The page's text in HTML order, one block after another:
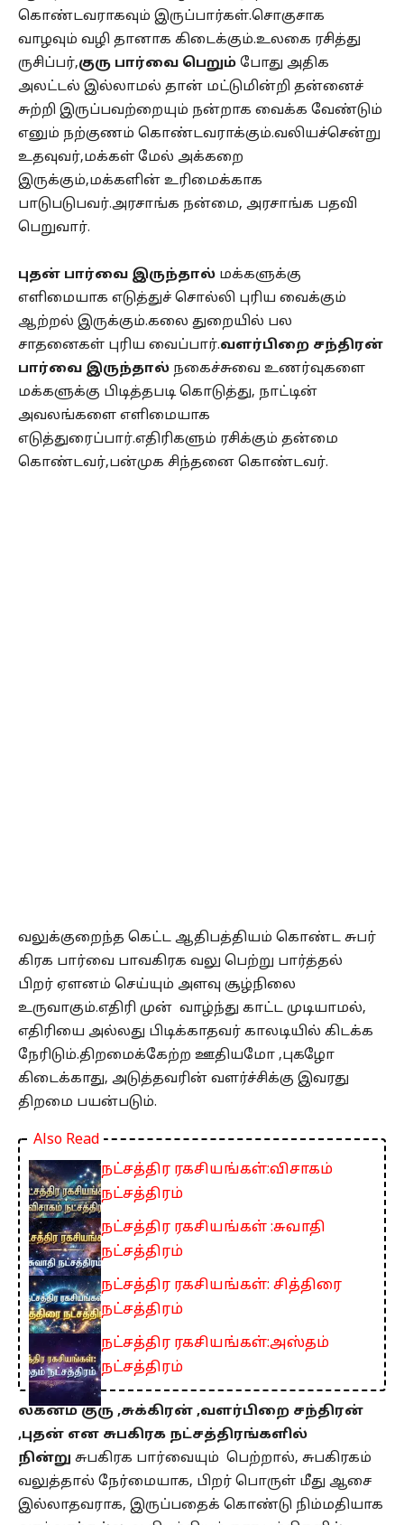
கொண்டவராகவும் இருப்பார்கள்.சொகுசாக
வாழவும் வழி தானாக கிடைக்கும்.உலகை ரசித்து
ருசிப்பர்,குரு பார்வை பெறும் போது அதிக
அலட்டல் இல்லாமல் தான் மட்டுமின்றி தன்னைச்
சுற்றி இருப்பவற்றையும் நன்றாக வைக்க வேண்டும்
எனும் நற்குணம் கொண்டவராக்கும்.வலியச்சென்று
உதவுவர்,மக்கள் மேல் அக்கறை
இருக்கும்,மக்களின் உரிமைக்காக
பாடுபடுபவர்.அரசாங்க நன்மை, அரசாங்க பதவி
பெறுவார்.
புதன் பார்வை இருந்தால் மக்களுக்கு
எளிமையாக எடுத்துச் சொல்லி புரிய வைக்கும்
ஆற்றல் இருக்கும்.கலை துறையில் பல
சாதனைகள் புரிய வைப்பார்.வளர்பிறை சந்திரன்
பார்வை இருந்தால் நகைச்சுவை உணர்வுகளை
மக்களுக்கு பிடித்தபடி கொடுத்து, நாட்டின்
அவலங்களை எளிமையாக
எடுத்துரைப்பார்.எதிரிகளும் ரசிக்கும் தன்மை
கொண்டவர்,பன்முக சிந்தனை கொண்டவர்.
வலுக்குறைந்த கெட்ட ஆதிபத்தியம் கொண்ட சுபர்
கிரக பார்வை பாவகிரக வலு பெற்று பார்த்தல்
பிறர் ஏளனம் செய்யும் அளவு சூழ்நிலை
உருவாகும்.எதிரி முன் வாழ்ந்து காட்ட முடியாமல்,
எதிரியை அல்லது பிடிக்காதவர் காலடியில் கிடக்க
நேரிடும்.திறமைக்கேற்ற ஊதியமோ ,புகழோ
கிடைக்காது, அடுத்தவரின் வளர்ச்சிக்கு இவரது
திறமை பயன்படும்.
Also Read
நட்சத்திர ரகசியங்கள்:விசாகம்
நட்சத்திரம்
நட்சத்திர ரகசியங்கள் :சுவாதி
நட்சத்திரம்
நட்சத்திர ரகசியங்கள்: சித்திரை
நட்சத்திரம்
நட்சத்திர ரகசியங்கள்:அஸ்தம்
நட்சத்திரம்
லக்னம் குரு ,சுக்கிரன் ,வளர்பிறை சந்திரன்
,புதன் என சுபகிரக நட்சத்திரங்களில்
நின்று சுபகிரக பார்வையும் பெற்றால், சுபகிரகம்
வலுத்தால் நேர்மையாக, பிறர் பொருள் மீது ஆசை
இல்லாதவராக, இருப்பதைக் கொண்டு நிம்மதியாக